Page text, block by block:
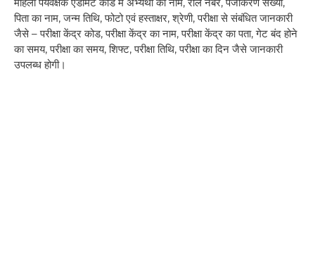
महिला पर्यवेक्षक एडमिट कार्ड में अभ्यर्थी का नाम, रोल नंबर, पंजीकरण संख्या,
पिता का नाम, जन्म तिथि, फोटो एवं हस्ताक्षर, श्रेणी, परीक्षा से संबंधित जानकारी
जैसे – परीक्षा केंद्र कोड, परीक्षा केंद्र का नाम, परीक्षा केंद्र का पता, गेट बंद होने
का समय, परीक्षा का समय, शिफ्ट, परीक्षा तिथि, परीक्षा का दिन जैसे जानकारी
उपलब्ध होगी।